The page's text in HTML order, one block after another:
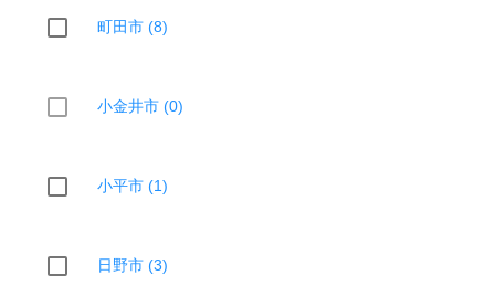
町田市 (8)
小金井市 (0)
小平市 (1)
日野市 (3)